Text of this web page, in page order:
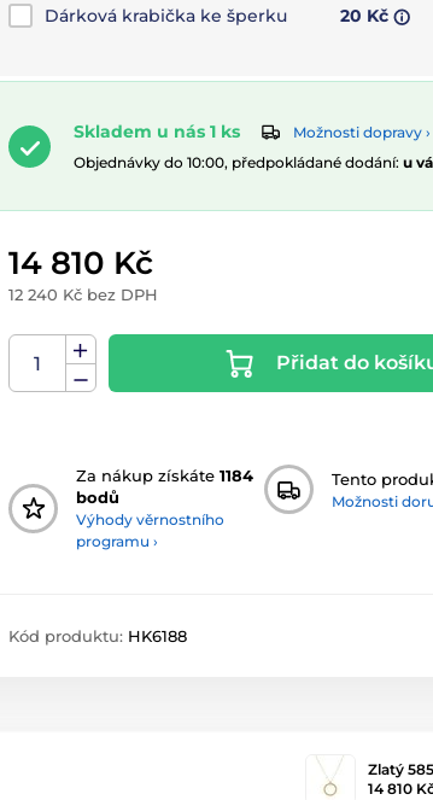
Dárková krabička ke šperku 20 Kč
Skladem u nás 1 ks
Možnosti dopravy ›
Objednávky do 10:00, předpokládané dodání: u
14 810 Kč
12 240 Kč bez DPH
Přidat do
Za nákup získáte 1184
bodů
Výhody věrnostního
programu ›
Tento
Možnosti
Kód produktu: HK6188
Zlatý
14 810